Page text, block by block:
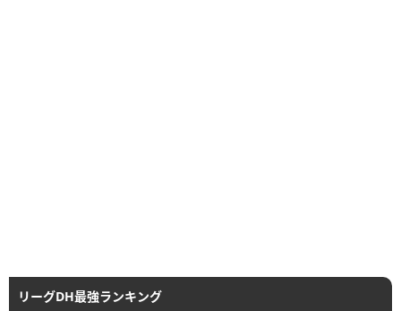
リーグDH最強ランキング